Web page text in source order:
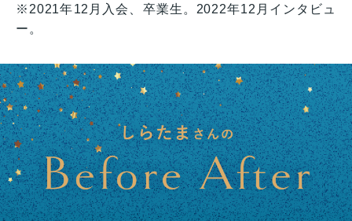
※2021年12月入会、卒業生。2022年12月インタビュ
ー。